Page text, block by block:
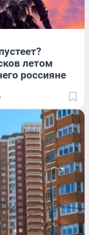
летом
россияне